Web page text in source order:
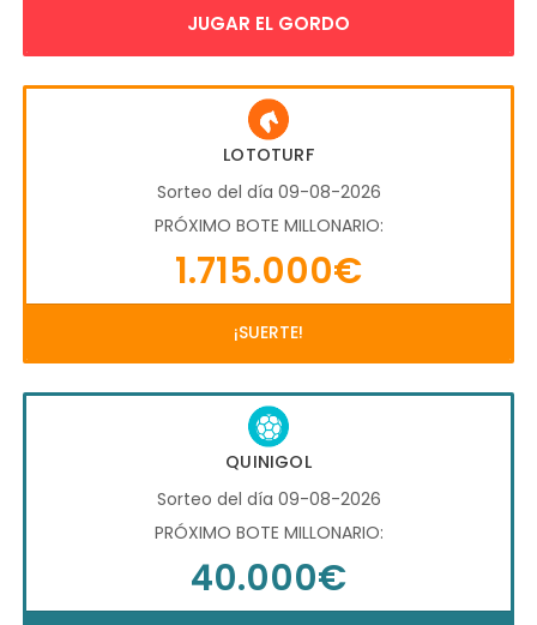
JUGAR EL GORDO
LOTOTURF
Sorteo del día 09-08-2026
PRÓXIMO BOTE MILLONARIO:
1.715.000€
¡SUERTE!
QUINIGOL
Sorteo del día 09-08-2026
PRÓXIMO BOTE MILLONARIO:
40.000€